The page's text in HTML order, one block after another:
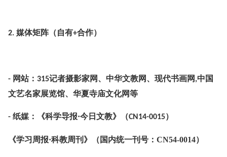
2. 媒体矩阵（自有+合作）
- 网站： 315记者摄影家网、中华文教网、现代书画网 ,中国
文艺名家展览馆、华夏寺庙文化网等
- 纸媒：《科学导报·今日文教》（CN14-0015）
《学习周报·科教周刊》（国内统一刊号：CN54-0014）